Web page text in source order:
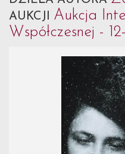
AUKCJI Aukcja
Współczesnej -